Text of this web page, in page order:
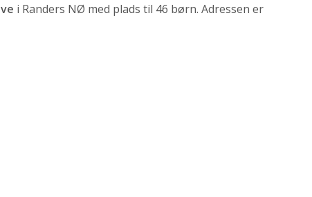
i Randers NØ med plads til 46 børn. Adressen er